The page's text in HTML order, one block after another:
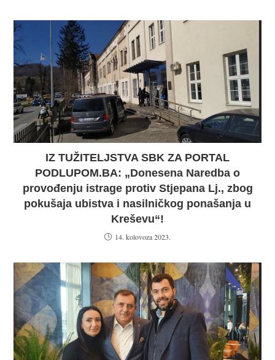
IZ TUŽITELJSTVA SBK ZA PORTAL
PODLUPOM.BA: „Donesena Naredba o
provođenju istrage protiv Stjepana Lj., zbog
pokušaja ubistva i nasilničkog ponašanja u
Kreševu“!
14. kolovoza 2023.